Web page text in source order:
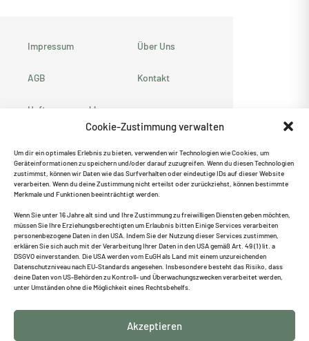
Cookie-Zustimmung verwalten
Um dir ein optimales Erlebnis zu bieten, verwenden wir Technologien wie Cookies, um
Geräteinformationen zu speichern und/oder darauf zuzugreifen. Wenn du diesen Technologien
zustimmst, können wir Daten wie das Surfverhalten oder eindeutige IDs auf dieser Website
verarbeiten. Wenn du deine Zustimmung nicht erteilst oder zurückziehst, können bestimmte
Merkmale und Funktionen beeinträchtigt werden.
Wenn Sie unter 16 Jahre alt sind und Ihre Zustimmung zu freiwilligen Diensten geben möchten,
müssen Sie Ihre Erziehungsberechtigten um Erlaubnis bitten Einige Services verarbeiten
personenbezogene Daten in den USA. Indem Sie der Nutzung dieser Services zustimmen,
erklären Sie sich auch mit der Verarbeitung Ihrer Daten in den USA gemäß Art. 49 (1) lit. a
DSGVO einverstanden. Die USA werden vom EuGH als Land mit einem unzureichenden
Datenschutzniveau nach EU-Standards angesehen. Insbesondere besteht das Risiko, dass
deine Daten von US-Behörden zu Kontroll- und Überwachungszwecken verarbeitet werden,
unter Umständen ohne die Möglichkeit eines Rechtsbehelfs.
Akzeptieren
Impressum
AGB
Haftungsausschluss
Cookie-Richtlinie
(EU)
Über Uns
Kontakt
Empfehle uns weiter ♥
Suche
Vertrag widerrufen